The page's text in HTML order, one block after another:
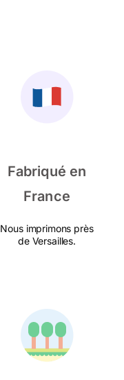
Fabriqué en
France
Nous imprimons près
de Versailles.